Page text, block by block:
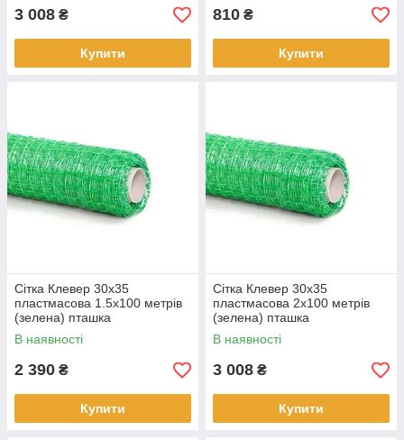
3 008 ₴
Купити
810 ₴
Купити
Сітка Клевер 30х35
пластмасова 1.5х100 метрів
(зелена) пташка
В наявності
2 390 ₴
Купити
Сітка Клевер 30х35
пластмасова 2х100 метрів
(зелена) пташка
В наявності
3 008 ₴
Купити